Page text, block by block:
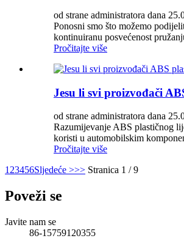
od strane administratora dana
Ponosni smo što možemo
kontinuiranu posvećenost
Pročitajte više
Jesu li svi proizvođači
od strane administratora dana
Razumijevanje ABS plastičnog
koristi u automobilskim
Pročitajte više
1 23456Sljedeće >>> Stranica 1 / 9
Poveži se
Javite nam se
86-15759120355